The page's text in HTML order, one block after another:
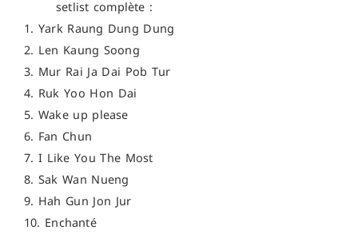
setlist complète :
1. Yark Raung Dung Dung
2. Len Kaung Soong
3. Mur Rai Ja Dai Pob Tur
4. Ruk Yoo Hon Dai
5. Wake up please
6. Fan Chun
7. I Like You The Most
8. Sak Wan Nueng
9. Hah Gun Jon Jur
10. Enchanté